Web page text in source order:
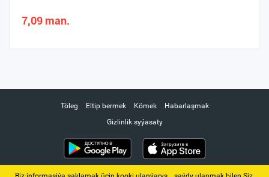
7,09 man.
Töleg Eltip bermek Kömek
Habarlaşmak
Gizlinlik syýasaty